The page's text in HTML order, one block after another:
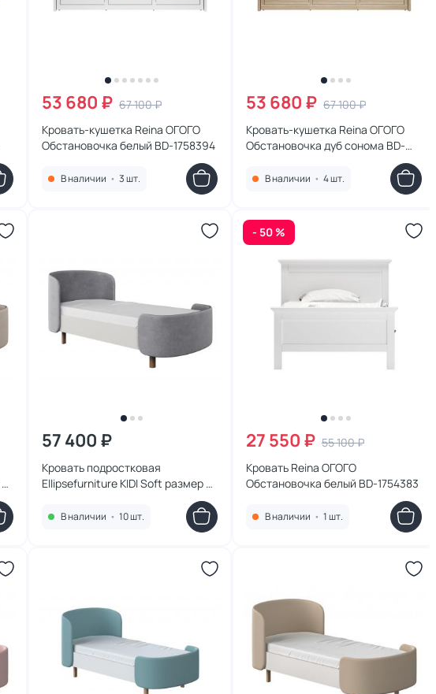
53 680 ₽ 67 100 ₽
Кровать-кушетка Reina ОГОГО
Обстановочка белый BD-1758394
В наличии • 3 шт.
53 680 ₽ 67 100 ₽
Кровать-кушетка Reina ОГОГО
Обстановочка дуб сонома BD-
В наличии • 4 шт.
57 400 ₽
Кровать подростковая
Ellipsefurniture KIDI Soft размер М
антивандальная ткань (серый)
KD010112020201
В наличии • 10 шт.
- 50 %
27 550 ₽ 55 100 ₽
Кровать Reina ОГОГО
Обстановочка белый BD-1754383
В наличии • 1 шт.